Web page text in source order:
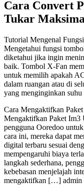
Cara Convert
Tukar
Tutorial Mengenal
Mengetahui fungsi
diketahui jika ingin
baik. Tombol X-Fan
untuk memilih apakah
dalam ruangan atau di
yang menginginkan
Cara Mengaktifkan
Mengaktifkan Paket Im3
pengguna Ooredoo
cara ini, mereka dapat
digital terbaru sesuai
mempengaruhi biaya
langkah sederhana,
kebebasan menjelajah
mengaktifkan […] admin